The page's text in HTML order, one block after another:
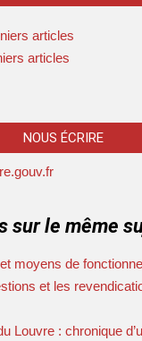
articles
articles
NOUS ÉCRIRE
sur le même
moyens de
et les
Louvre : chronique